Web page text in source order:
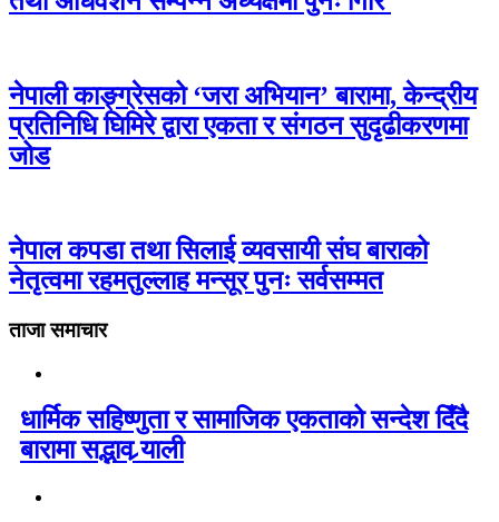
नेपाली काङ्ग्रेसको ‘जरा अभियान’ बारामा, केन्द्रीय
प्रतिनिधि घिमिरे द्वारा एकता र संगठन सुदृढीकरणमा
जोड
नेपाल कपडा तथा सिलाई व्यवसायी संघ बाराको
नेतृत्वमा रहमतुल्लाह मन्सूर पुनः सर्वसम्मत
ताजा समाचार
धार्मिक सहिष्णुता र सामाजिक एकताको सन्देश दिँदै
बारामा सद्भाव र्‍याली